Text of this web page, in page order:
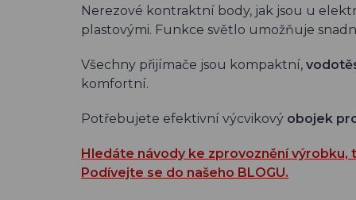
Nerezové kontraktní body, jak jsou u
plastovými. Funkce světlo umožňuje
Všechny přijímače jsou kompaktní,
komfortní.
Potřebujete efektivní výcvikový obojek
Hledáte návody ke zprovoznění výrobku,
Podívejte se do našeho BLOGU.